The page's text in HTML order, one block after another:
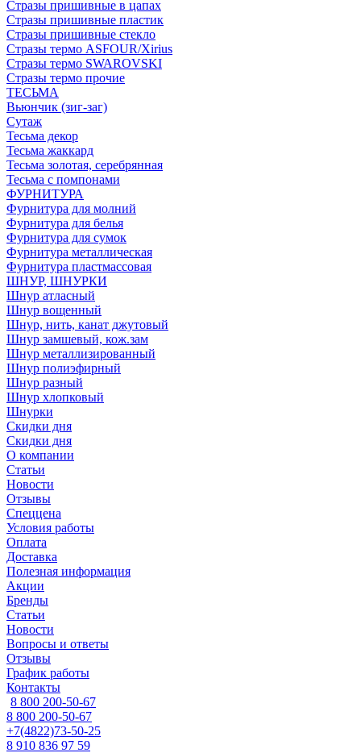
Стразы пришивные в цапах
Стразы пришивные пластик
Стразы пришивные стекло
Стразы термо ASFOUR/Xirius
Стразы термо SWAROVSKI
Стразы термо прочие
ТЕСЬМА
Вьюнчик (зиг-заг)
Сутаж
Тесьма декор
Тесьма жаккард
Тесьма золотая, серебрянная
Тесьма с помпонами
ФУРНИТУРА
Фурнитура для молний
Фурнитура для белья
Фурнитура для сумок
Фурнитура металлическая
Фурнитура пластмассовая
ШНУР, ШНУРКИ
Шнур атласный
Шнур вощенный
Шнур, нить, канат джутовый
Шнур замшевый, кож.зам
Шнур металлизированный
Шнур полиэфирный
Шнур разный
Шнур хлопковый
Шнурки
Скидки дня
Скидки дня
О компании
Статьи
Новости
Отзывы
Спеццена
Условия работы
Оплата
Доставка
Полезная информация
Акции
Бренды
Статьи
Новости
Вопросы и ответы
Отзывы
График работы
Контакты
8 800 200-50-67
8 800 200-50-67
+7(4822)73-50-25
8 910 836 97 59